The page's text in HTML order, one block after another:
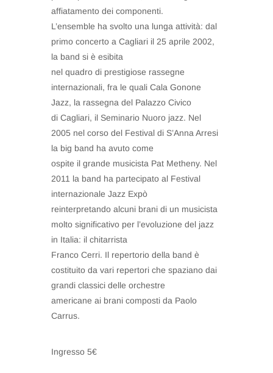
affiatamento dei componenti.
L’ensemble ha svolto una lunga attività: dal
primo concerto a Cagliari il 25 aprile 2002,
la band si è esibita
nel quadro di prestigiose rassegne
internazionali, fra le quali Cala Gonone
Jazz, la rassegna del Palazzo Civico
di Cagliari, il Seminario Nuoro jazz. Nel
2005 nel corso del Festival di S’Anna Arresi
la big band ha avuto come
ospite il grande musicista Pat Metheny. Nel
2011 la band ha partecipato al Festival
internazionale Jazz Expò
reinterpretando alcuni brani di un musicista
molto significativo per l’evoluzione del jazz
in Italia: il chitarrista
Franco Cerri. Il repertorio della band è
costituito da vari repertori che spaziano dai
grandi classici delle orchestre
americane ai brani composti da Paolo
Carrus.
Ingresso 5€